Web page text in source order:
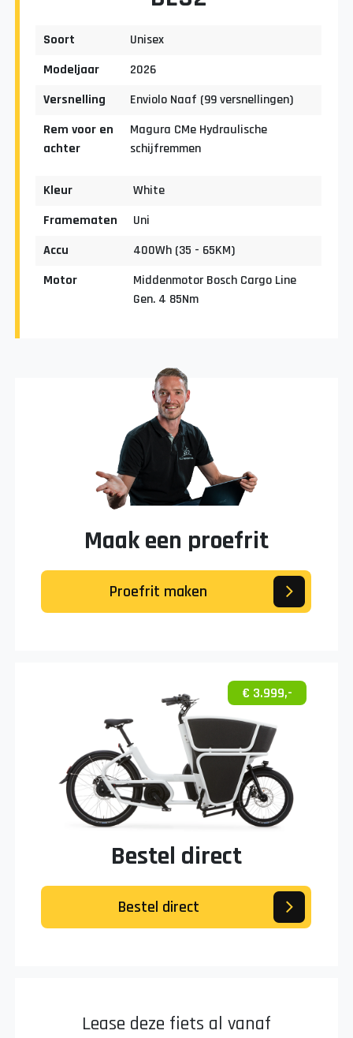
Soort
Unisex
Modeljaar
2026
Versnelling
Enviolo Naaf (99 versnellingen)
Rem voor en
achter
Magura CMe Hydraulische
schijfremmen
Kleur
White
Framematen
Uni
Accu
400Wh (35 - 65KM)
Motor
Middenmotor Bosch Cargo Line
Gen. 4 85Nm
Maak een proefrit
Proefrit maken
€ 3.999,-
Bestel direct
Bestel direct
Lease deze fiets al vanaf